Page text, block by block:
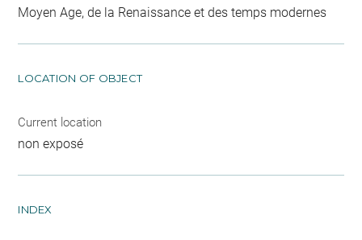
Moyen Age, de la Renaissance et des temps modernes
LOCATION OF OBJECT
Current location
non exposé
INDEX